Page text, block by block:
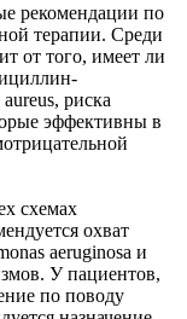
рекомендации по
терапии. Среди
от того, имеет ли
риска
эффективны в
схемах
охват
aeruginosa и
У пациентов,
по поводу